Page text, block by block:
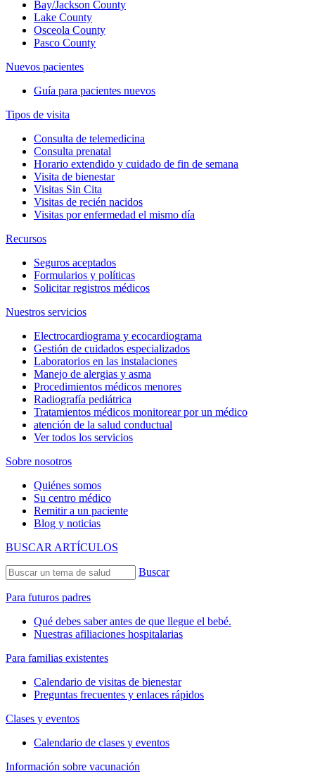
Bay/Jackson County
Lake County
Osceola County
Pasco County
Nuevos pacientes
Guía para pacientes nuevos
Tipos de visita
Consulta de telemedicina
Consulta prenatal
Horario extendido y cuidado de fin de semana
Visita de bienestar
Visitas Sin Cita
Visitas de recién nacidos
Visitas por enfermedad el mismo día
Recursos
Seguros aceptados
Formularios y políticas
Solicitar registros médicos
Nuestros servicios
Electrocardiograma y ecocardiograma
Gestión de cuidados especializados
Laboratorios en las instalaciones
Manejo de alergias y asma
Procedimientos médicos menores
Radiografía pediátrica
Tratamientos médicos monitorear por un médico
atención de la salud conductual
Ver todos los servicios
Sobre nosotros
Quiénes somos
Su centro médico
Remitir a un paciente
Blog y noticias
BUSCAR ARTÍCULOS
Buscar
Para futuros padres
Qué debes saber antes de que llegue el bebé.
Nuestras afiliaciones hospitalarias
Para familias existentes
Calendario de visitas de bienestar
Preguntas frecuentes y enlaces rápidos
Clases y eventos
Calendario de clases y eventos
Información sobre vacunación